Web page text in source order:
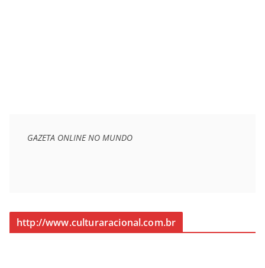
GAZETA ONLINE NO MUNDO
http://www.culturaracional.com.br